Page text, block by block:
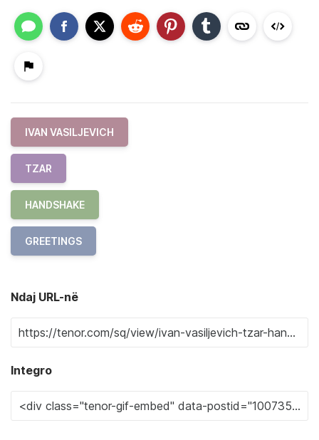
IVAN VASILJEVICH
TZAR
HANDSHAKE
GREETINGS
Ndaj URL-në
Integro